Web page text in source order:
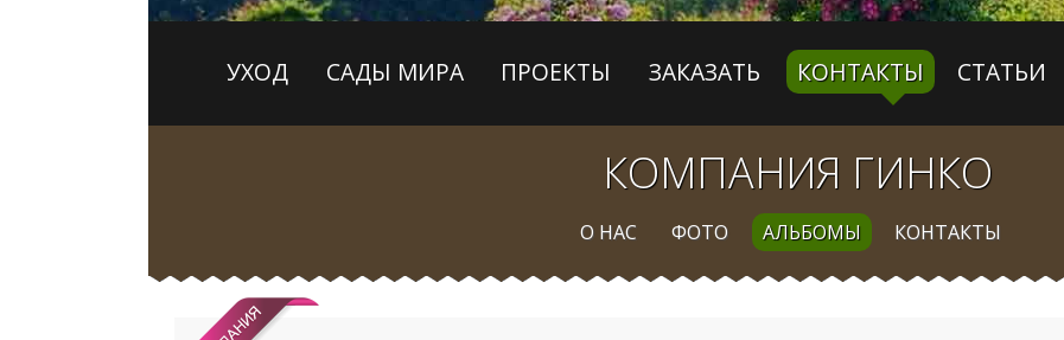
УХОД САДЫ МИРА ПРОЕКТЫ ЗАКАЗАТЬ КОНТАКТЫ СТАТЬИ
КОМПАНИЯ ГИНКО
О НАС ФОТО АЛЬБОМЫ КОНТАКТЫ